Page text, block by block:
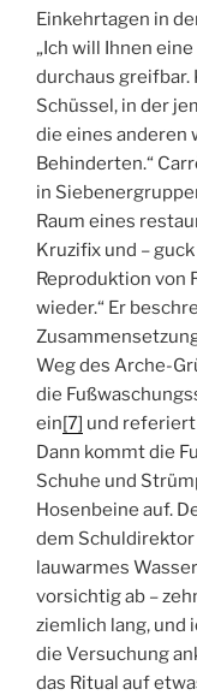
Einkehrtagen in
„Ich will Ihnen
durchaus
Schüssel, in der
die eines anderen
Behinderten.“
in
Raum eines
Kruzifix und –
Reproduktion von
wieder.“ Er
Weg des Arche-
die
ein[7] und referiert
Dann kommt die
Schuhe und
Hosenbeine auf.
dem
lauwarmes
vorsichtig ab –
ziemlich lang, und
die Versuchung
das Ritual auf